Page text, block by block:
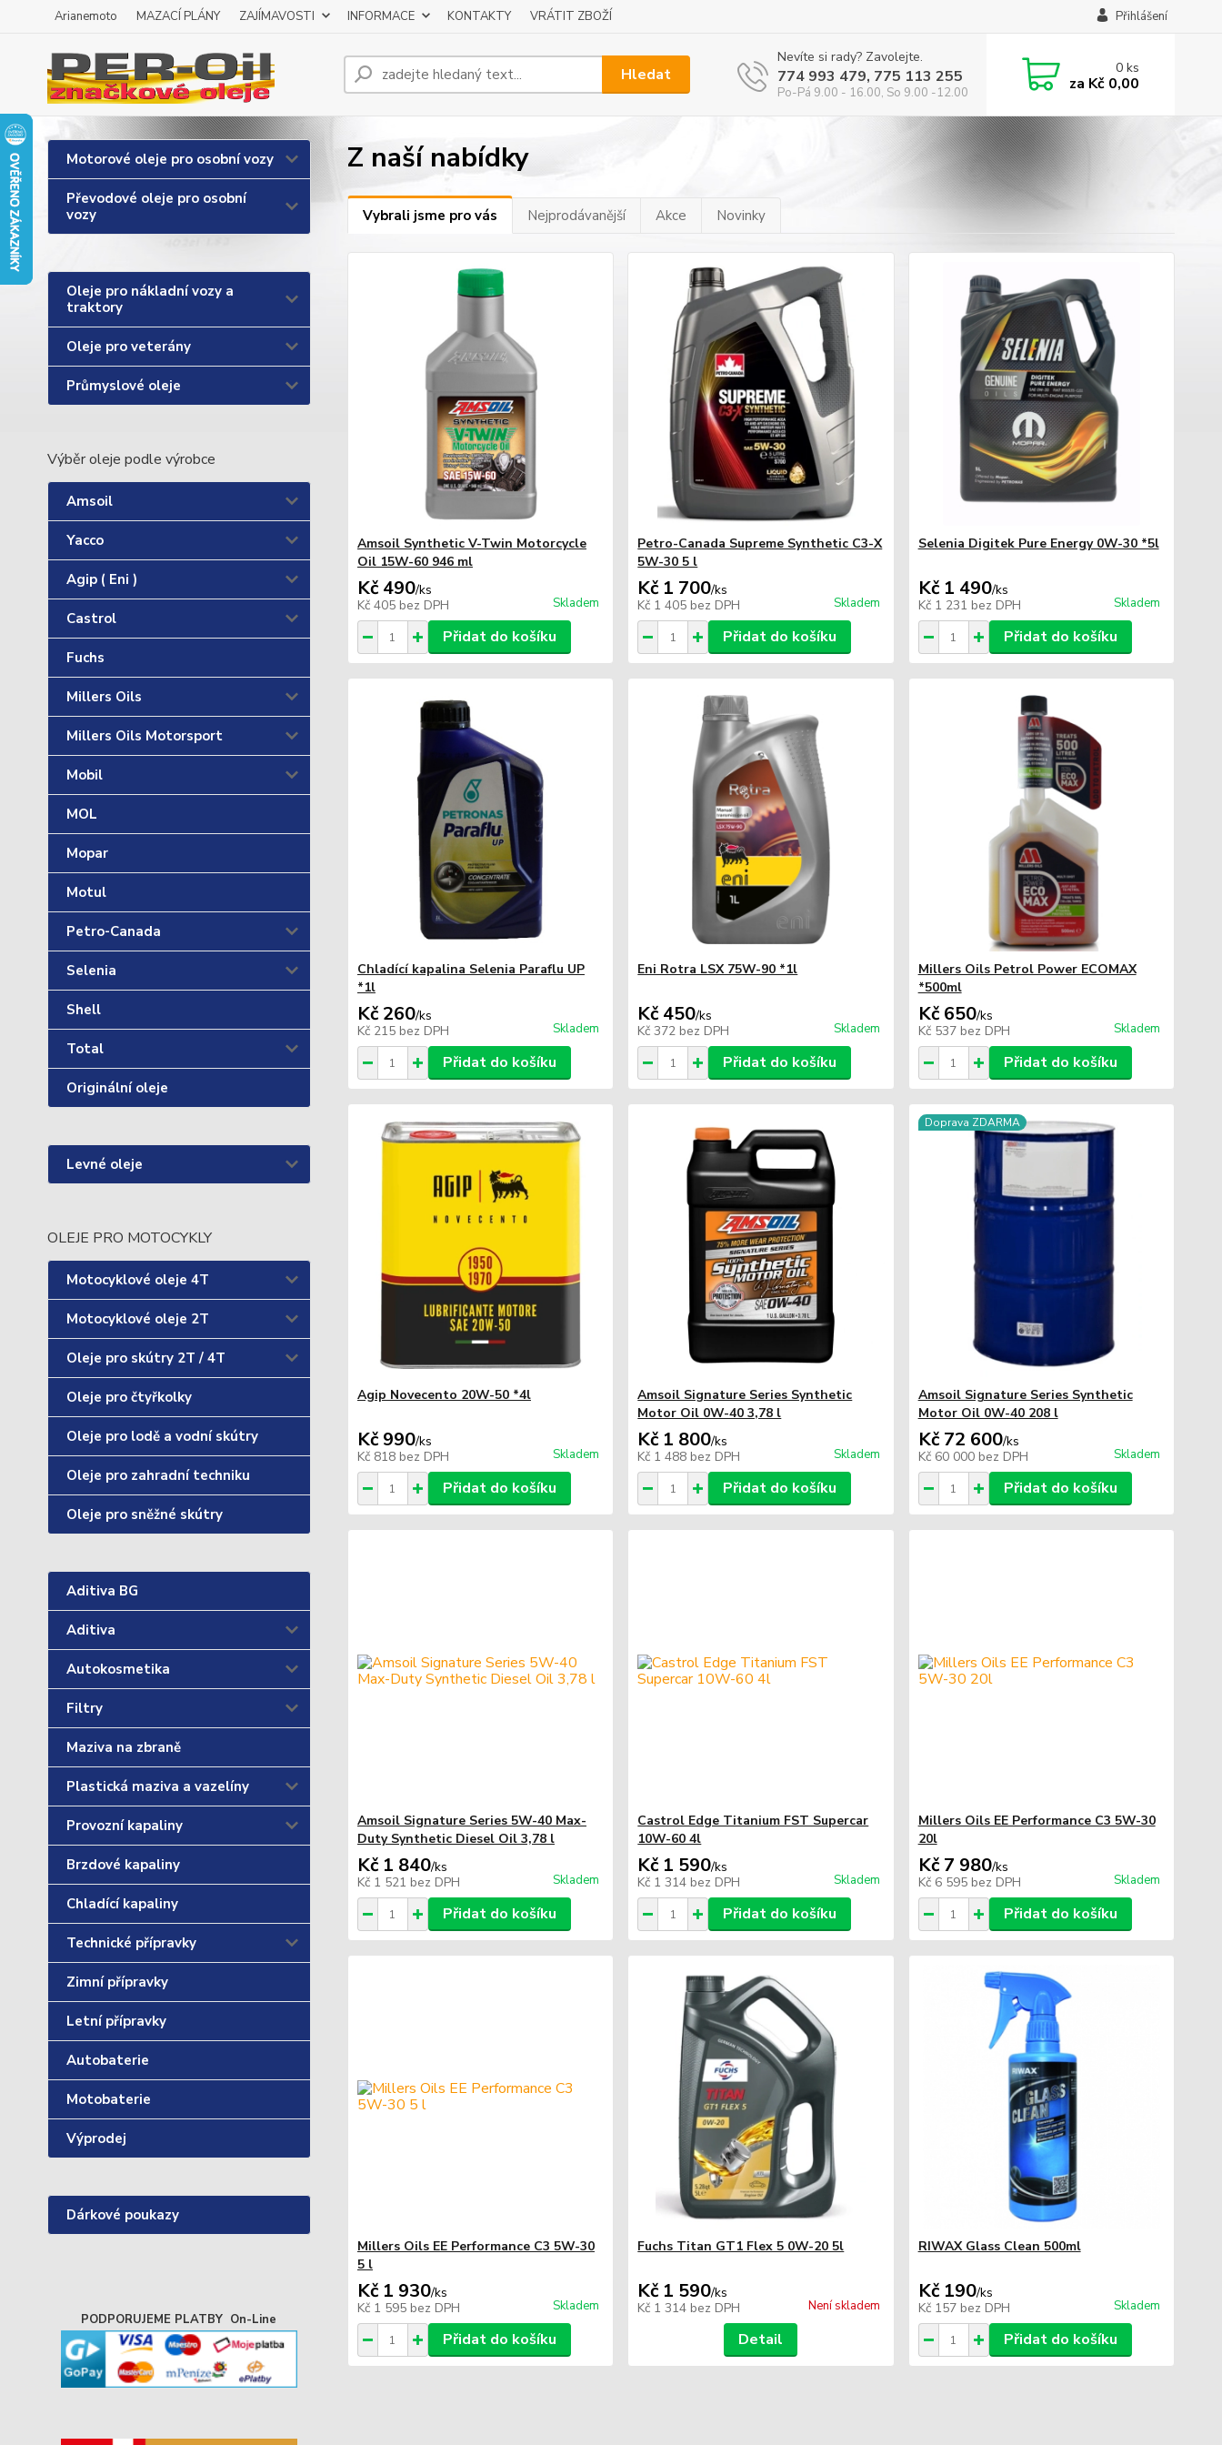
Arianemoto MAZACÍ PLÁNY ZAJÍMAVOSTI INFORMACE KONTAKTY VRÁTIT ZBOŽÍ Přihlášení
Hledat
Nevíte si rady? Zavolejte.
774 993 479, 775 113 255
Po-Pá 9.00 - 16.00, So 9.00 -12.00
0ks
za Kč 0,00
Motorové oleje pro osobní vozy
Převodové oleje pro osobní
vozy
Oleje pro nákladní vozy a
traktory
Oleje pro veterány
Průmyslové oleje
Výběr oleje podle výrobce
Amsoil
Yacco
Agip ( Eni )
Castrol
Fuchs
Millers Oils
Millers Oils Motorsport
Mobil
MOL
Mopar
Motul
Petro-Canada
Selenia
Shell
Total
Originální oleje
Levné oleje
OLEJE PRO MOTOCYKLY
Motocyklové oleje 4T
Motocyklové oleje 2T
Oleje pro skútry 2T / 4T
Oleje pro čtyřkolky
Oleje pro lodě a vodní skútry
Oleje pro zahradní techniku
Oleje pro sněžné skútry
Aditiva BG
Aditiva
Autokosmetika
Filtry
Maziva na zbraně
Plastická maziva a vazelíny
Provozní kapaliny
Brzdové kapaliny
Chladící kapaliny
Technické přípravky
Zimní přípravky
Letní přípravky
Autobaterie
Motobaterie
Výprodej
Dárkové poukazy
PODPORUJEME PLATBY On-Line
Z naší nabídky
Vybrali jsme pro vás Nejprodávanější Akce Novinky
Amsoil Synthetic V-Twin Motorcycle
Oil 15W-60 946 ml
Kč 490/ks
Kč 405 bez DPH Skladem
Přidat do košíku
Petro-Canada Supreme Synthetic C3-X
5W-30 5 l
Kč 1 700/ks
Kč 1 405 bez DPH Skladem
Přidat do košíku
Selenia Digitek Pure Energy 0W-30 *5l
Kč 1 490/ks
Kč 1 231 bez DPH Skladem
Přidat do košíku
Chladící kapalina Selenia Paraflu UP
*1l
Kč 260/ks
Kč 215 bez DPH Skladem
Přidat do košíku
Eni Rotra LSX 75W-90 *1l
Kč 450/ks
Kč 372 bez DPH Skladem
Přidat do košíku
Millers Oils Petrol Power ECOMAX
*500ml
Kč 650/ks
Kč 537 bez DPH Skladem
Přidat do košíku
Agip Novecento 20W-50 *4l
Kč 990/ks
Kč 818 bez DPH Skladem
Přidat do košíku
Amsoil Signature Series Synthetic
Motor Oil 0W-40 3,78 l
Kč 1 800/ks
Kč 1 488 bez DPH Skladem
Přidat do košíku
Doprava ZDARMA
Amsoil Signature Series Synthetic
Motor Oil 0W-40 208 l
Kč 72 600/ks
Kč 60 000 bez DPH Skladem
Přidat do košíku
Amsoil Signature Series 5W-40 Max-
Duty Synthetic Diesel Oil 3,78 l
Kč 1 840/ks
Kč 1 521 bez DPH Skladem
Přidat do košíku
Castrol Edge Titanium FST Supercar
10W-60 4l
Kč 1 590/ks
Kč 1 314 bez DPH Skladem
Přidat do košíku
Millers Oils EE Performance C3 5W-30
20l
Kč 7 980/ks
Kč 6 595 bez DPH Skladem
Přidat do košíku
Millers Oils EE Performance C3 5W-30
5 l
Kč 1 930/ks
Kč 1 595 bez DPH Skladem
Přidat do košíku
Fuchs Titan GT1 Flex 5 0W-20 5l
Kč 1 590/ks
Kč 1 314 bez DPH Není skladem
Detail
RIWAX Glass Clean 500ml
Kč 190/ks
Kč 157 bez DPH Skladem
Přidat do košíku